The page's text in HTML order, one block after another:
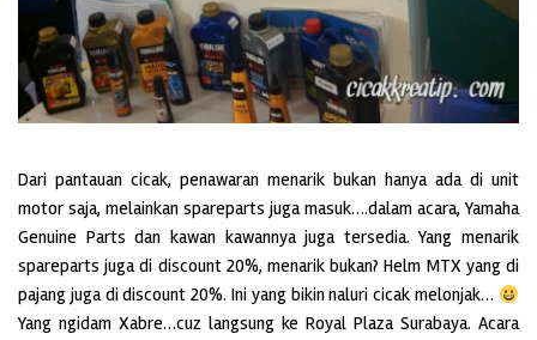
Dari pantauan cicak, penawaran menarik bukan hanya ada di unit
motor saja, melainkan spareparts juga masuk….dalam acara, Yamaha
Genuine Parts dan kawan kawannya juga tersedia. Yang menarik
spareparts juga di discount 20%, menarik bukan? Helm MTX yang di
pajang juga di discount 20%. Ini yang bikin naluri cicak melonjak…
Yang ngidam Xabre…cuz langsung ke Royal Plaza Surabaya. Acara